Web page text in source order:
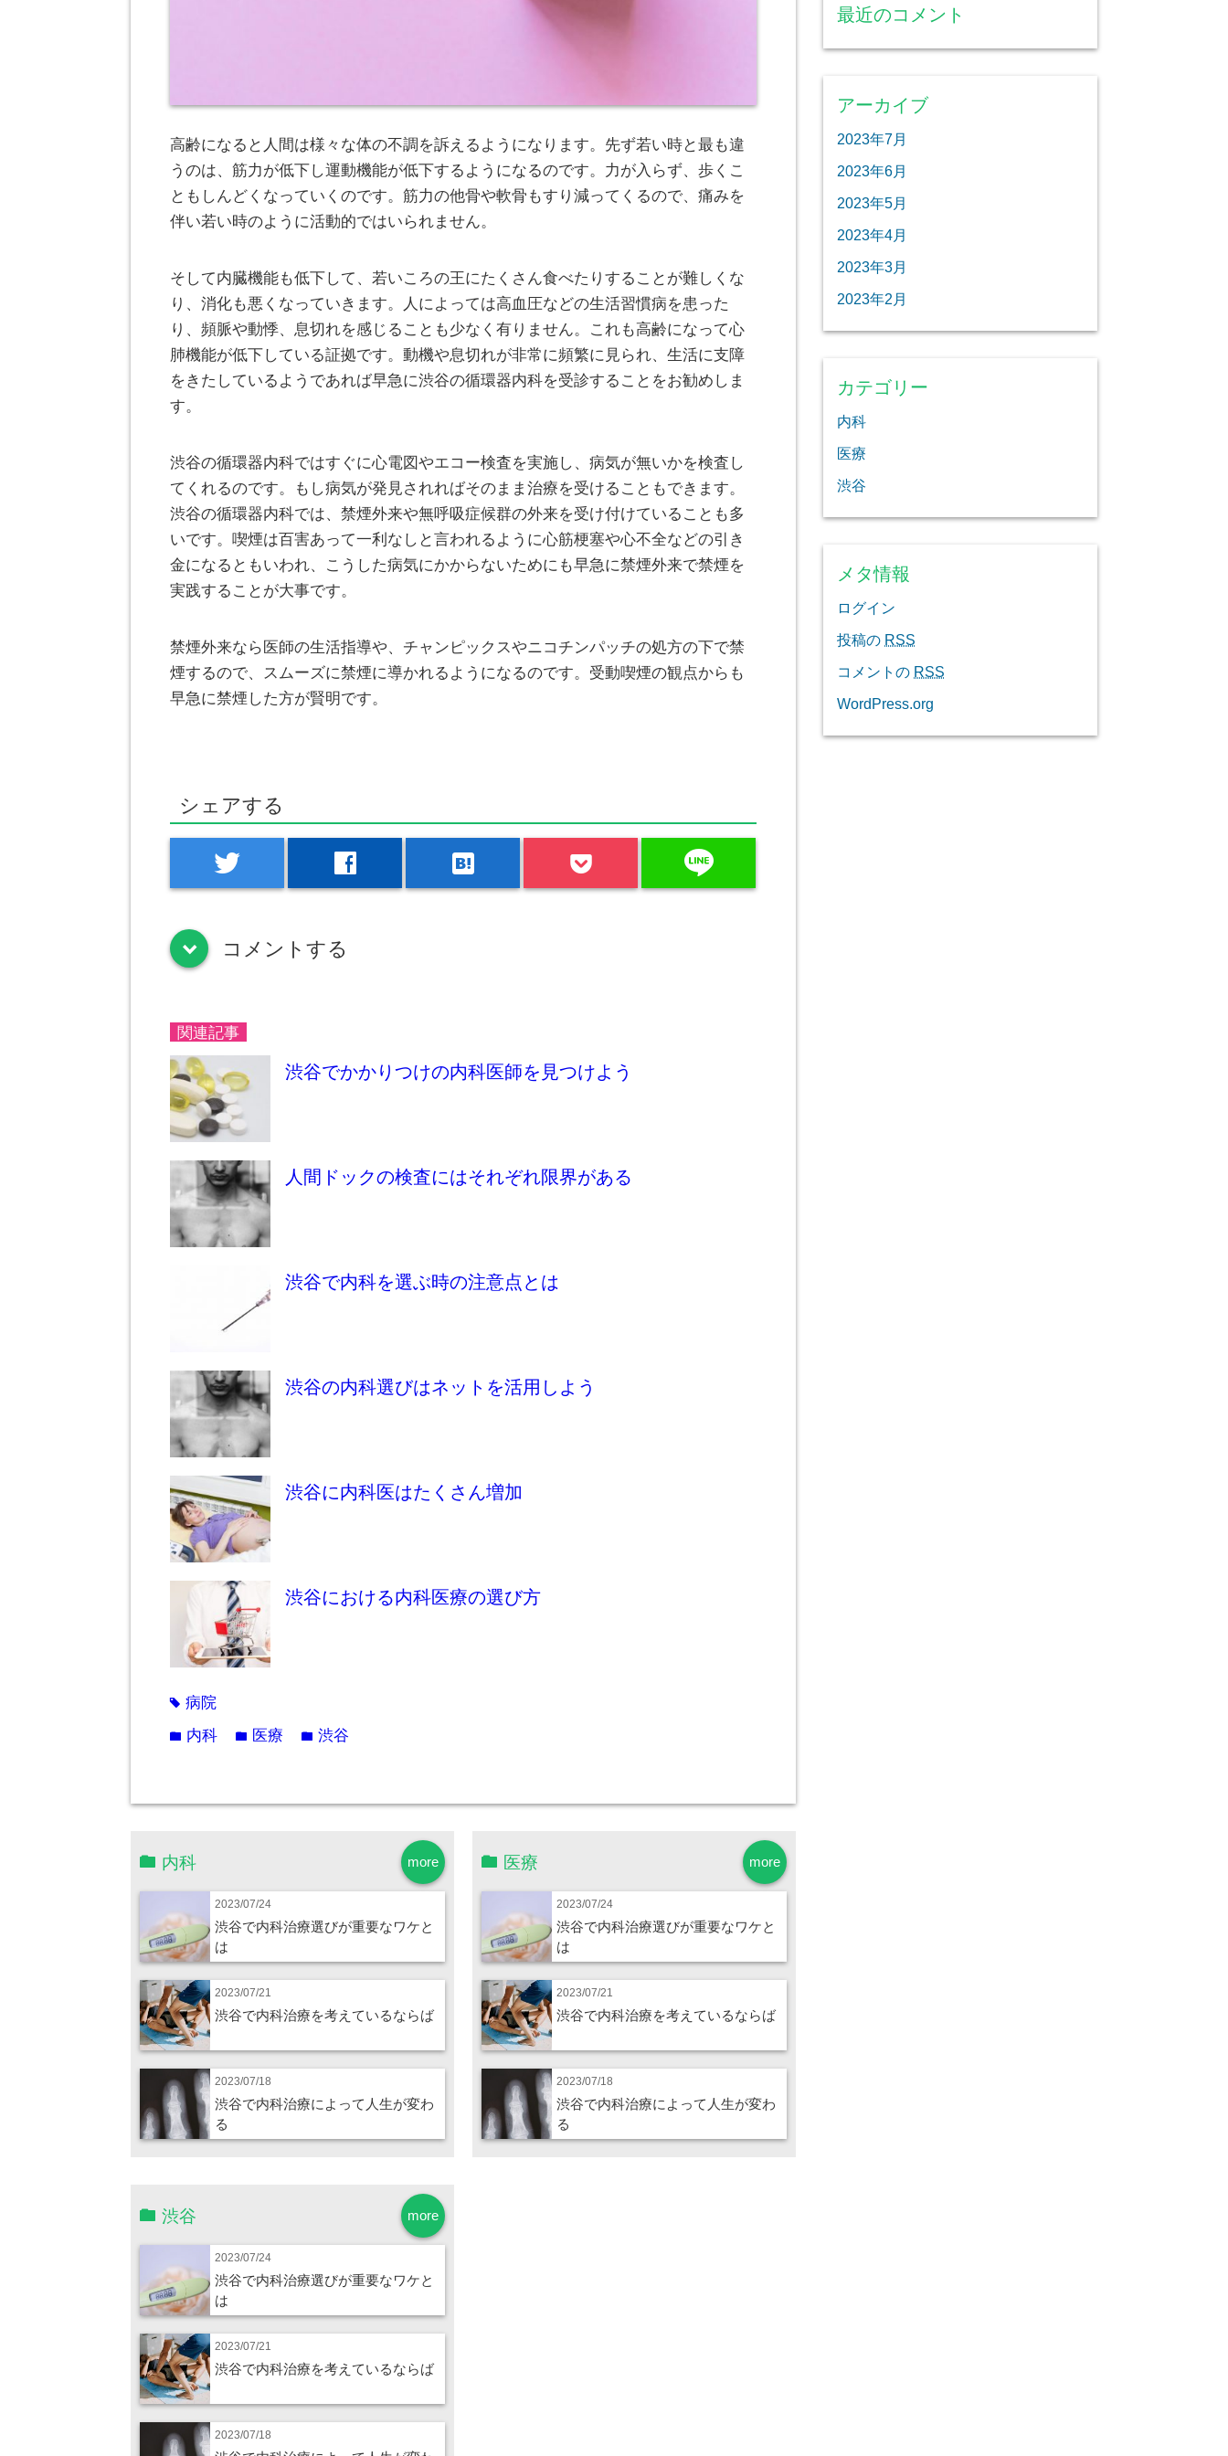
高齢になると人間は様々な体の不調を訴えるようになります。 先ず若い時と最も違
うのは、筋力が低下し運動機能が低下するようになるのです。力が入らず、歩くこ
ともしんどくなっていくのです。筋力の他骨や軟骨もすり減ってくるので、痛みを
伴い若い時のように活動的ではいられません。
そして内臓機能も低下して、若いころの王にたくさん食べたりすることが難しくな
り、消化も悪くなっていきます。人によっては高血圧などの生活習慣病を患った
り、頻脈や動悸、息切れを感じることも少なく有りません。これも高齢になって心
肺機能が低下している証拠です。動機や息切れが非常に頻繁に見られ、生活に支障
をきたしているようであれば早急に渋谷の循環器内科を受診することをお勧めしま
す。
渋谷の循環器内科ではすぐに心電図やエコー検査を実施し、病気が無いかを検査し
てくれるのです。もし病気が発見されればそのまま治療を受けることもできます。
渋谷の循環器内科では、禁煙外来や無呼吸症候群の外来を受け付けていることも多
いです。喫煙は百害あって一利なしと言われるように心筋梗塞や心不全などの引き
金になるともいわれ、こうした病気にかからないためにも早急に禁煙外来で禁煙を
実践することが大事です。
禁煙外来なら医師の生活指導や、チャンピックスやニコチンパッチの処方の下で禁
煙するので、スムーズに禁煙に導かれるようになるのです。受動喫煙の観点からも
早急に禁煙した方が賢明です。
シェアする
twitter facebook hatenabookmark line
down コメントする
関連記事
渋谷でかかりつけの内科医師を見つけよう
人間ドックの検査にはそれぞれ限界がある
渋谷で内科を選ぶ時の注意点とは
渋谷の内科選びはネットを活用しよう
渋谷に内科医はたくさん増加
渋谷における内科医療の選び方
tag 病院
folder 内科 folder 医療 folder 渋谷
more
内科
2023/07/24
渋谷で内科治療選びが重要なワケと
は
2023/07/21
渋谷で内科治療を考えているならば
2023/07/18
渋谷で内科治療によって人生が変わ
る
more
医療
2023/07/24
渋谷で内科治療選びが重要なワケと
は
2023/07/21
渋谷で内科治療を考えているならば
2023/07/18
渋谷で内科治療によって人生が変わ
る
more
渋谷
2023/07/24
渋谷で内科治療選びが重要なワケと
は
2023/07/21
渋谷で内科治療を考えているならば
2023/07/18
最近のコメント
アーカイブ
2023年7月
2023年6月
2023年5月
2023年4月
2023年3月
2023年2月
カテゴリー
内科
医療
渋谷
メタ情報
ログイン
投稿の RSS
コメントの RSS
WordPress.org